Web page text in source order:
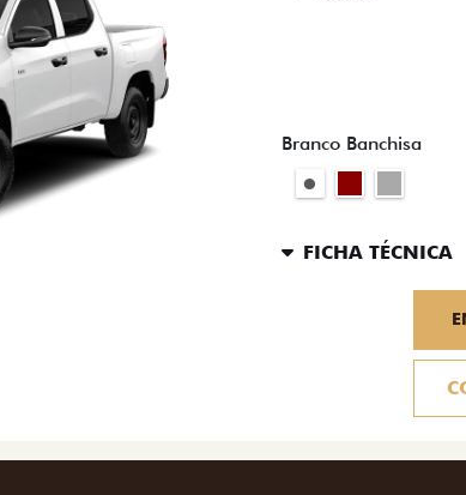
Branco Banchisa
FICHA TÉCNICA